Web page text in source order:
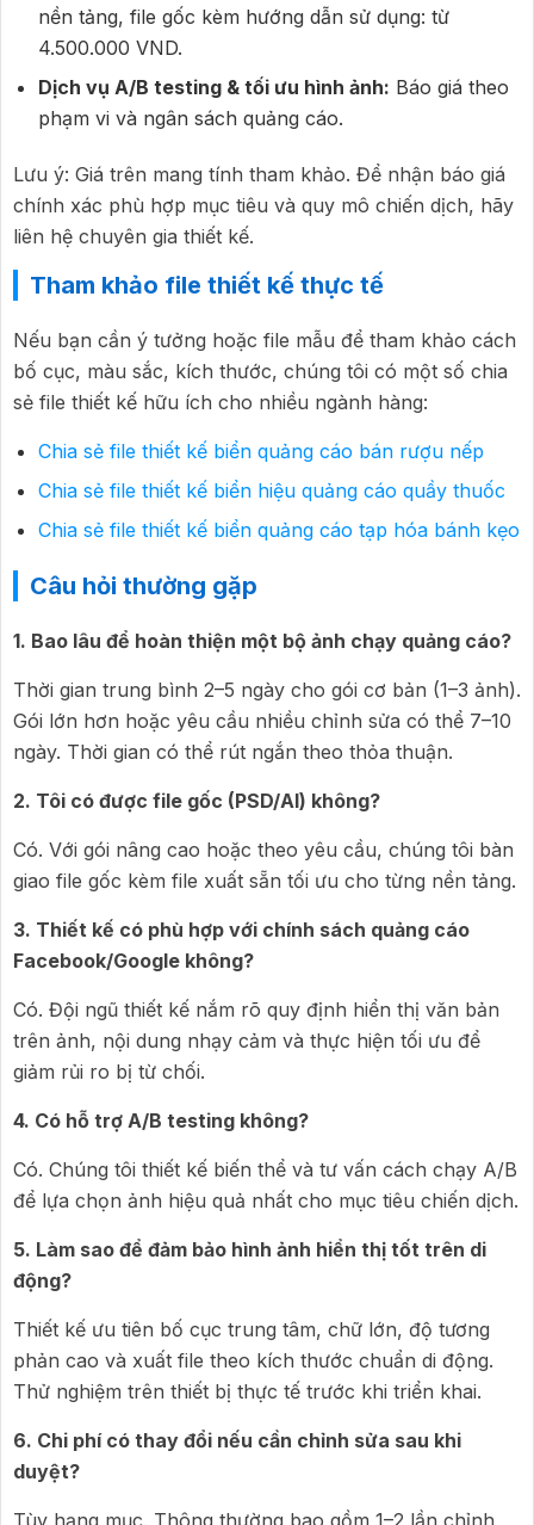
nền tảng, file gốc kèm hướng dẫn sử dụng: từ
4.500.000 VND.
Dịch vụ A/B testing & tối ưu hình ảnh: Báo giá theo
phạm vi và ngân sách quảng cáo.
Lưu ý: Giá trên mang tính tham khảo. Để nhận báo giá
chính xác phù hợp mục tiêu và quy mô chiến dịch, hãy
liên hệ chuyên gia thiết kế.
Tham khảo file thiết kế thực tế
Nếu bạn cần ý tưởng hoặc file mẫu để tham khảo cách
bố cục, màu sắc, kích thước, chúng tôi có một số chia
sẻ file thiết kế hữu ích cho nhiều ngành hàng:
Chia sẻ file thiết kế biển quảng cáo bán rượu nếp
Chia sẻ file thiết kế biển hiệu quảng cáo quầy thuốc
Chia sẻ file thiết kế biển quảng cáo tạp hóa bánh kẹo
Câu hỏi thường gặp
1. Bao lâu để hoàn thiện một bộ ảnh chạy quảng cáo?
Thời gian trung bình 2–5 ngày cho gói cơ bản (1–3 ảnh).
Gói lớn hơn hoặc yêu cầu nhiều chỉnh sửa có thể 7–10
ngày. Thời gian có thể rút ngắn theo thỏa thuận.
2. Tôi có được file gốc (PSD/AI) không?
Có. Với gói nâng cao hoặc theo yêu cầu, chúng tôi bàn
giao file gốc kèm file xuất sẵn tối ưu cho từng nền tảng.
3. Thiết kế có phù hợp với chính sách quảng cáo
Facebook/Google không?
Có. Đội ngũ thiết kế nắm rõ quy định hiển thị văn bản
trên ảnh, nội dung nhạy cảm và thực hiện tối ưu để
giảm rủi ro bị từ chối.
4. Có hỗ trợ A/B testing không?
Có. Chúng tôi thiết kế biến thể và tư vấn cách chạy A/B
để lựa chọn ảnh hiệu quả nhất cho mục tiêu chiến dịch.
5. Làm sao để đảm bảo hình ảnh hiển thị tốt trên di
động?
Thiết kế ưu tiên bố cục trung tâm, chữ lớn, độ tương
phản cao và xuất file theo kích thước chuẩn di động.
Thử nghiệm trên thiết bị thực tế trước khi triển khai.
6. Chi phí có thay đổi nếu cần chỉnh sửa sau khi
duyệt?
Tùy hạng mục. Thông thường bao gồm 1–2 lần chỉnh